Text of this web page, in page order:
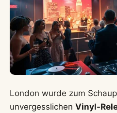
London wurde zum
unvergesslichen Vinyl-